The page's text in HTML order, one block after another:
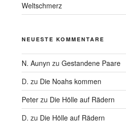
Weltschmerz
NEUESTE KOMMENTARE
N. Aunyn zu Gestandene Paare
D. zu Die Noahs kommen
Peterzu Die Hölle auf Rädern
D. zu Die Hölle auf Rädern